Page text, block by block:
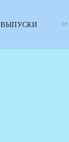
ВЫПУСКИ